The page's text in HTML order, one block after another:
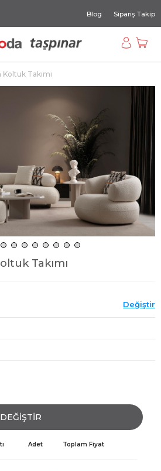
Blog Sipariş Takip
Takımı
Takımı
Değiştir
Adet Toplam Fiyat